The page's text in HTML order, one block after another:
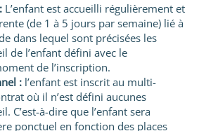
L’enfant est accueilli régulièrement et
(de 1 à 5 jours par semaine) lié à
dans lequel sont précisées les
de l’enfant défini avec le
de l’inscription.
: l’enfant est inscrit au multi-
où il n’est défini aucunes
C’est-à-dire que l’enfant sera
ponctuel en fonction des places